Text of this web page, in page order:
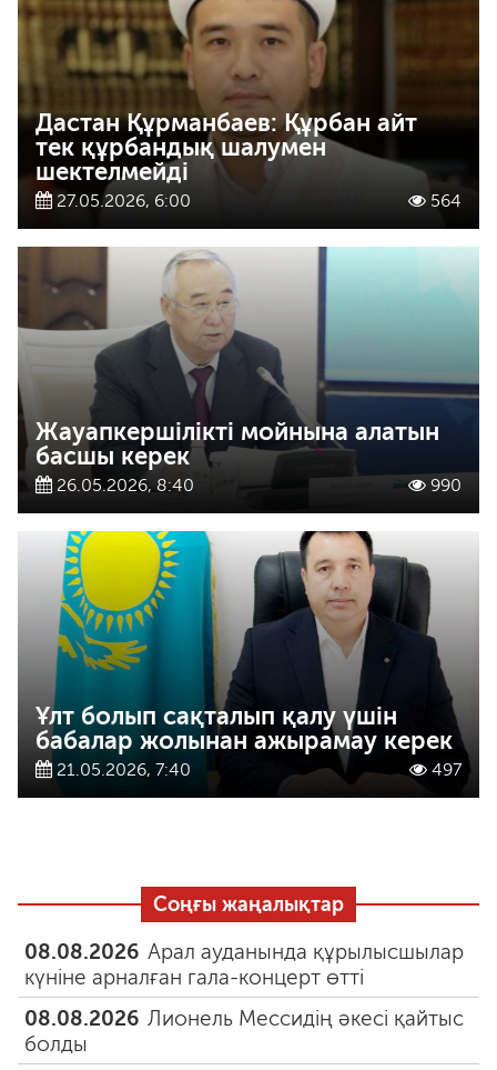
Дастан Құрманбаев: Құрбан айт
тек құрбандық шалумен
шектелмейді
27.05.2026, 6:00 564
Жауапкершілікті мойнына алатын
басшы керек
26.05.2026, 8:40 990
Ұлт болып сақталып қалу үшін
бабалар жолынан ажырамау керек
21.05.2026, 7:40 497
Соңғы жаңалықтар
08.08.2026 Арал ауданында құрылысшылар
күніне арналған гала-концерт өтті
08.08.2026 Лионель Мессидің әкесі қайтыс
болды